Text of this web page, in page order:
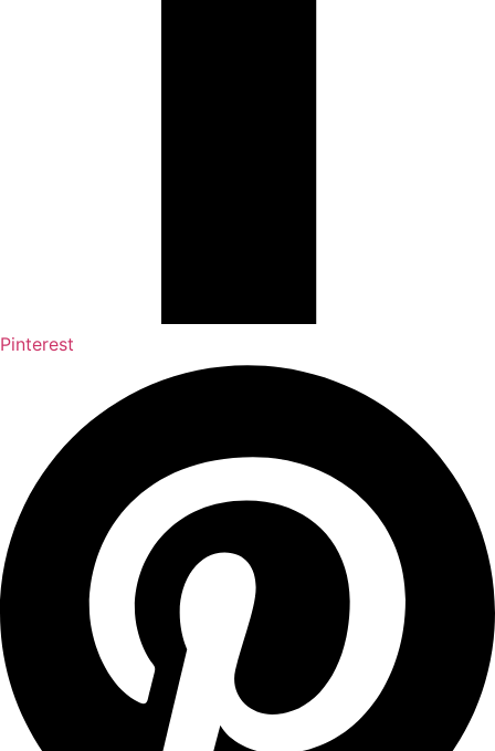
Pinterest